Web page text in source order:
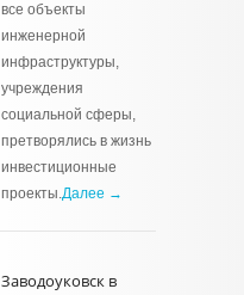
все объекты
инженерной
инфраструктуры,
учреждения
социальной сферы,
претворялись в жизнь
инвестиционные
проекты.Далее →
Заводоуковск в